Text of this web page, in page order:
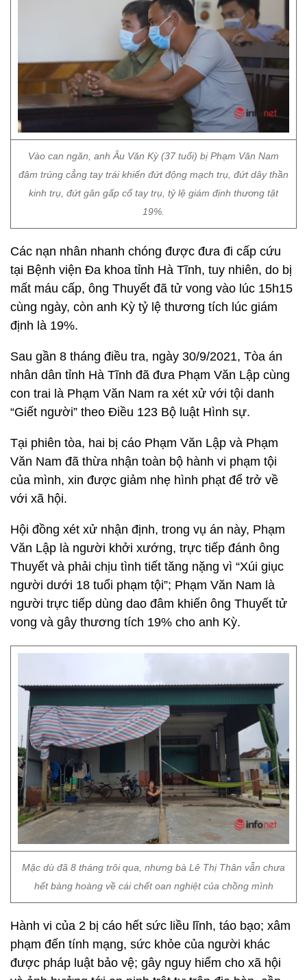
Vào can ngăn, anh Âu Văn Kỳ (37 tuổi) bị Phạm Văn Nam
đâm trúng cẳng tay trái khiến đứt động mạch trụ, đứt dây thần
kinh trụ, đứt gân gấp cổ tay trụ, tỷ lệ giám định thương tật
19%.
Các nạn nhân nhanh chóng được đưa đi cấp cứu
tại Bệnh viện Đa khoa tỉnh Hà Tĩnh, tuy nhiên, do bị
mất máu cấp, ông Thuyết đã tử vong vào lúc 15h15
cùng ngày, còn anh Kỳ tỷ lệ thương tích lúc giám
định là 19%.
Sau gần 8 tháng điều tra, ngày 30/9/2021, Tòa án
nhân dân tỉnh Hà Tĩnh đã đưa Phạm Văn Lập cùng
con trai là Phạm Văn Nam ra xét xử với tội danh
“Giết người” theo Điều 123 Bộ luật Hình sự.
Tại phiên tòa, hai bị cáo Phạm Văn Lập và Phạm
Văn Nam đã thừa nhận toàn bộ hành vi phạm tội
của mình, xin được giảm nhẹ hình phạt để trở về
với xã hội.
Hội đồng xét xử nhận định, trong vụ án này, Phạm
Văn Lập là người khởi xướng, trực tiếp đánh ông
Thuyết và phải chịu tình tiết tăng nặng vì “Xúi giục
người dưới 18 tuổi phạm tội”; Phạm Văn Nam là
người trực tiếp dùng dao đâm khiến ông Thuyết tử
vong và gây thương tích 19% cho anh Kỳ.
Mặc dù đã 8 tháng trôi qua, nhưng bà Lê Thị Thân vẫn chưa
hết bàng hoàng về cái chết oan nghiệt của chồng mình
Hành vi của 2 bị cáo hết sức liều lĩnh, táo bạo; xâm
phạm đến tính mạng, sức khỏe của người khác
được pháp luật bảo vệ; gây nguy hiểm cho xã hội